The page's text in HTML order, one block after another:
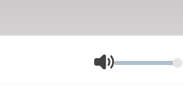
Lydstyrke